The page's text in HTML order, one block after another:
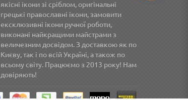
якісні ікони зі сріблом, оригінальні
грецькі православні ікони, замовити
ексклюзивні ікони ручної роботи,
виконані найкращими майстрами з
величезним досвідом. З доставкою як по
Києву, так і по всій Україні, а також по
всьому світу. Працюємо з 2013 року! Нам
довіряють!